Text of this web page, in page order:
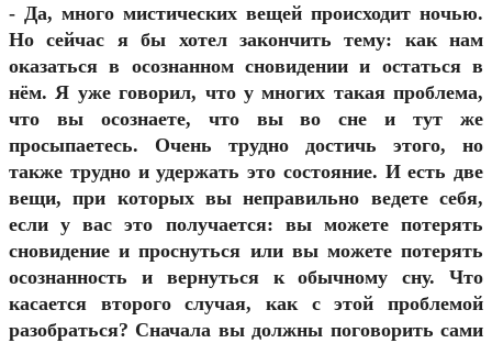
- Да, много мистических вещей происходит ночью.
Но сейчас я бы хотел закончить тему: как нам
оказаться в осознанном сновидении и остаться в
нём. Я уже говорил, что у многих такая проблема,
что вы осознаете, что вы во сне и тут же
просыпаетесь. Очень трудно достичь этого, но
также трудно и удержать это состояние. И есть две
вещи, при которых вы неправильно ведете себя,
если у вас это получается: вы можете потерять
сновидение и проснуться или вы можете потерять
осознанность и вернуться к обычному сну. Что
касается второго случая, как с этой проблемой
разобраться? Сначала вы должны поговорить сами